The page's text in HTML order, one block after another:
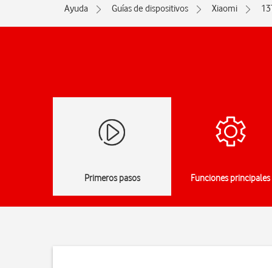
Ayuda Guías de dispositivos Xiaomi
Primeros pasos Funciones principales